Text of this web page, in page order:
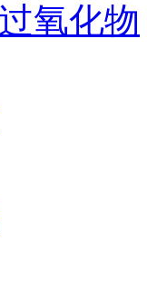
氧化物